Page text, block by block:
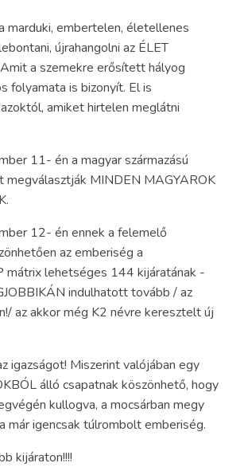
marduki, embertelen, életellenes
újrahangolni az ÉLET
a szemekre erősített hályog
folyamata is bizonyít. El is
amiket hirtelen meglátni
11- én a magyar származású
megválasztják MINDEN MAGYAROK
12- én ennek a felemelő
az emberiség a
mátrix lehetséges 144 kijáratának -
indulhatott tovább / az
az akkor még K2 névre keresztelt új
igazságot! Miszerint valójában egy
álló csapatnak köszönhető, hogy
kullogva, a mocsárban megy
már igencsak túlrombolt emberiség.
kijáraton!!!!